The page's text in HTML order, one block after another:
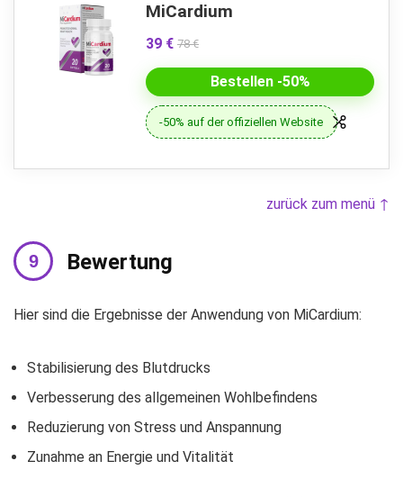
MiCardium
39 € 78 €
Bestellen -50%
-50% auf der offiziellen Website
zurück zum menü ↑
Bewertung
Hier sind die Ergebnisse der Anwendung von MiCardium:
Stabilisierung des Blutdrucks
Verbesserung des allgemeinen Wohlbefindens
Reduzierung von Stress und Anspannung
Zunahme an Energie und Vitalität